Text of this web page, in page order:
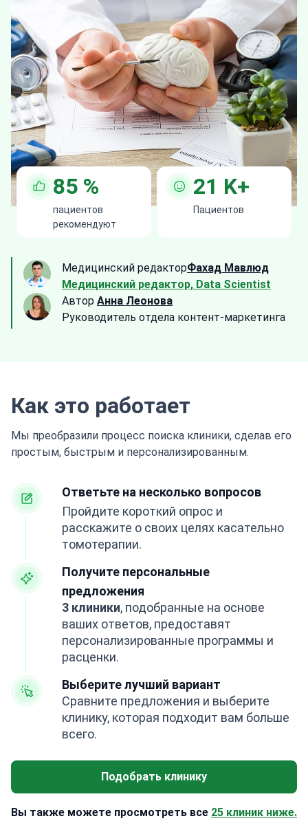
85 %
пациентов
рекомендуют
21 K+
Пациентов
Медицинский редакторФахад Мавлюд
Медицинский редактор, Data Scientist
Автор Анна Леонова
Руководитель отдела контент-маркетинга
Как это работает
Мы преобразили процесс поиска клиники, сделав его
простым, быстрым и персонализированным.
Ответьте на несколько вопросов
Пройдите короткий опрос и
расскажите о своих целях касательно
томотерапии.
Получите персональные
предложения
3 клиники, подобранные на основе
ваших ответов, предоставят
персонализированные программы и
расценки.
Выберите лучший вариант
Сравните предложения и выберите
клинику, которая подходит вам больше
всего.
Подобрать клинику
Вы также можете просмотреть все 25 клиник ниже.